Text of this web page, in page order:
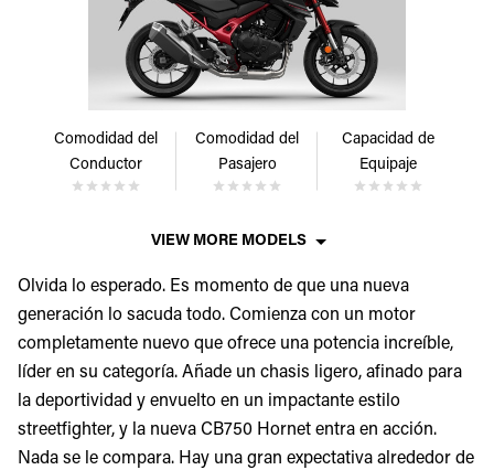
Comodidad del
Conductor
Comodidad del
Pasajero
Capacidad de
Equipaje
VIEW MORE MODELS
Olvida lo esperado. Es momento de que una nueva
generación lo sacuda todo. Comienza con un motor
completamente nuevo que ofrece una potencia increíble,
líder en su categoría. Añade un chasis ligero, afinado para
la deportividad y envuelto en un impactante estilo
streetfighter, y la nueva CB750 Hornet entra en acción.
Nada se le compara. Hay una gran expectativa alrededor de